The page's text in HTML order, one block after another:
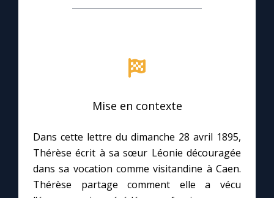
Prier au quotidien
Avec Thérèse de Lisieux
L'Évangile chaque jour
Mise en contexte
Dans cette lettre du dimanche 28 avril 1895,
Thérèse écrit à sa sœur Léonie découragée
dans sa vocation comme visitandine à Caen.
Thérèse partage comment elle a vécu